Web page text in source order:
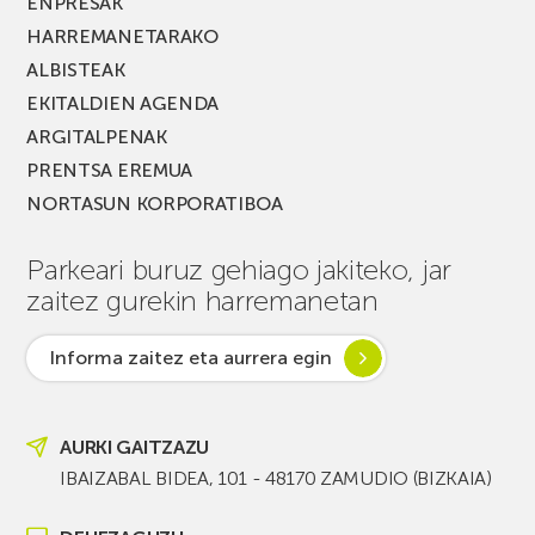
HARREMANETARAKO
ALBISTEAK
EKITALDIEN AGENDA
ARGITALPENAK
PRENTSA EREMUA
NORTASUN KORPORATIBOA
Parkeari buruz gehiago jakiteko, jar
zaitez gurekin harremanetan
Informa zaitez eta aurrera egin
AURKI GAITZAZU
IBAIZABAL BIDEA, 101 - 48170 ZAMUDIO (BIZKAIA)